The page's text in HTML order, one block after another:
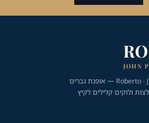
JOHN
Roberto · John Peter London — אופנת גברים
ולוקים קלילים לקיץ